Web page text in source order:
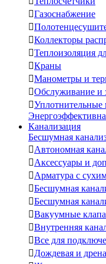
Газоснабжение

Коллекторы
Теплоизоляция
Краны
Манометры и
Обслуживание и
Уплотнительные
Канализация
Бесшумная
Автономная
Аксессуары и
Арматура с
Бесшумная
Бесшумная
Вакуумные
Внутренняя
Все для
Дождевая и